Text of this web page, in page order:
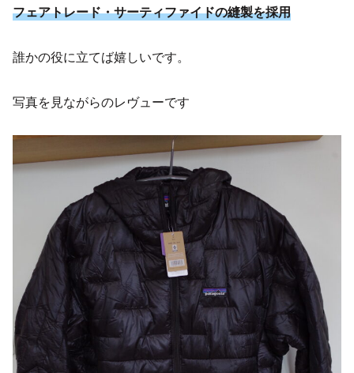
フェアトレード・サーティファイドの縫製を採用
誰かの役に立てば嬉しいです。
写真を見ながらのレヴューです